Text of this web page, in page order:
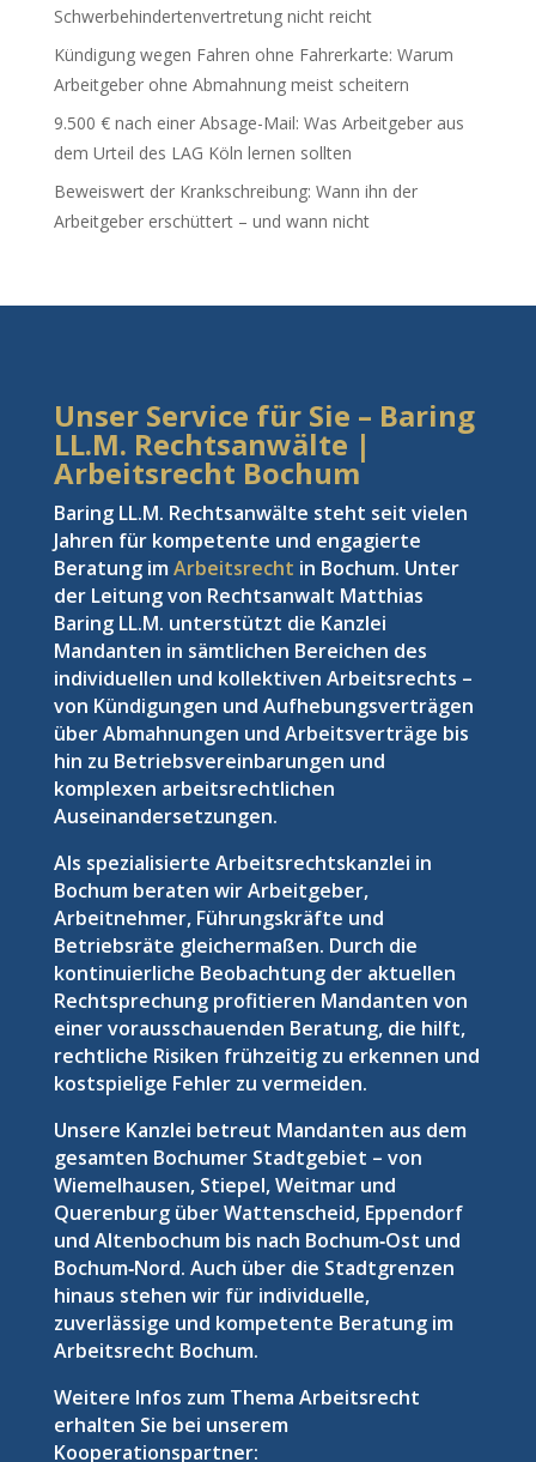
Schwerbehindertenvertretung nicht reicht
Kündigung wegen Fahren ohne Fahrerkarte: Warum
Arbeitgeber ohne Abmahnung meist scheitern
9.500 € nach einer Absage-Mail: Was Arbeitgeber aus
dem Urteil des LAG Köln lernen sollten
Beweiswert der Krankschreibung: Wann ihn der
Arbeitgeber erschüttert – und wann nicht
Unser Service für Sie – Baring
LL.M. Rechtsanwälte |
Arbeitsrecht Bochum
Baring LL.M. Rechtsanwälte steht seit vielen
Jahren für kompetente und engagierte
Beratung imArbeitsrecht in Bochum. Unter
der Leitung von Rechtsanwalt Matthias
Baring LL.M. unterstützt die Kanzlei
Mandanten in sämtlichen Bereichen des
individuellen und kollektiven Arbeitsrechts –
von Kündigungen und Aufhebungsverträgen
über Abmahnungen und Arbeitsverträge bis
hin zu Betriebsvereinbarungen und
komplexen arbeitsrechtlichen
Auseinandersetzungen.
Als spezialisierte Arbeitsrechtskanzlei in
Bochum beraten wir Arbeitgeber,
Arbeitnehmer, Führungskräfte und
Betriebsräte gleichermaßen. Durch die
kontinuierliche Beobachtung der aktuellen
Rechtsprechung profitieren Mandanten von
einer vorausschauenden Beratung, die hilft,
rechtliche Risiken frühzeitig zu erkennen und
kostspielige Fehler zu vermeiden.
Unsere Kanzlei betreut Mandanten aus dem
gesamten Bochumer Stadtgebiet – von
Wiemelhausen, Stiepel, Weitmar und
Querenburg über Wattenscheid, Eppendorf
und Altenbochum bis nach Bochum‑Ost und
Bochum‑Nord. Auch über die Stadtgrenzen
hinaus stehen wir für individuelle,
zuverlässige und kompetente Beratung im
Arbeitsrecht Bochum.
Weitere Infos zum Thema Arbeitsrecht
erhalten Sie bei unserem
Kooperationspartner: